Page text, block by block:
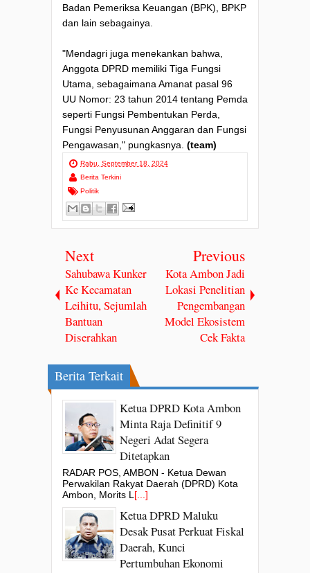
Badan Pemeriksa Keuangan (BPK), BPKP
dan lain sebagainya.
"Mendagri juga menekankan bahwa,
Anggota DPRD memiliki Tiga Fungsi
Utama, sebagaimana Amanat pasal 96
UU Nomor: 23 tahun 2014 tentang Pemda
seperti Fungsi Pembentukan Perda,
Fungsi Penyusunan Anggaran dan Fungsi
Pengawasan," pungkasnya. (team)
Rabu, September 18, 2024
Berita Terkini
Politik
Next
Sahubawa Kunker
Ke Kecamatan
Leihitu, Sejumlah
Bantuan
Diserahkan
Previous
Kota Ambon Jadi
Lokasi Penelitian
Pengembangan
Model Ekosistem
Cek Fakta
Berita Terkait
Ketua DPRD Kota Ambon
Minta Raja Definitif 9
Negeri Adat Segera
Ditetapkan
RADAR POS, AMBON - Ketua Dewan
Perwakilan Rakyat Daerah (DPRD) Kota
Ambon, Morits L [...]
Ketua DPRD Maluku
Desak Pusat Perkuat Fiskal
Daerah, Kunci
Pertumbuhan Ekonomi